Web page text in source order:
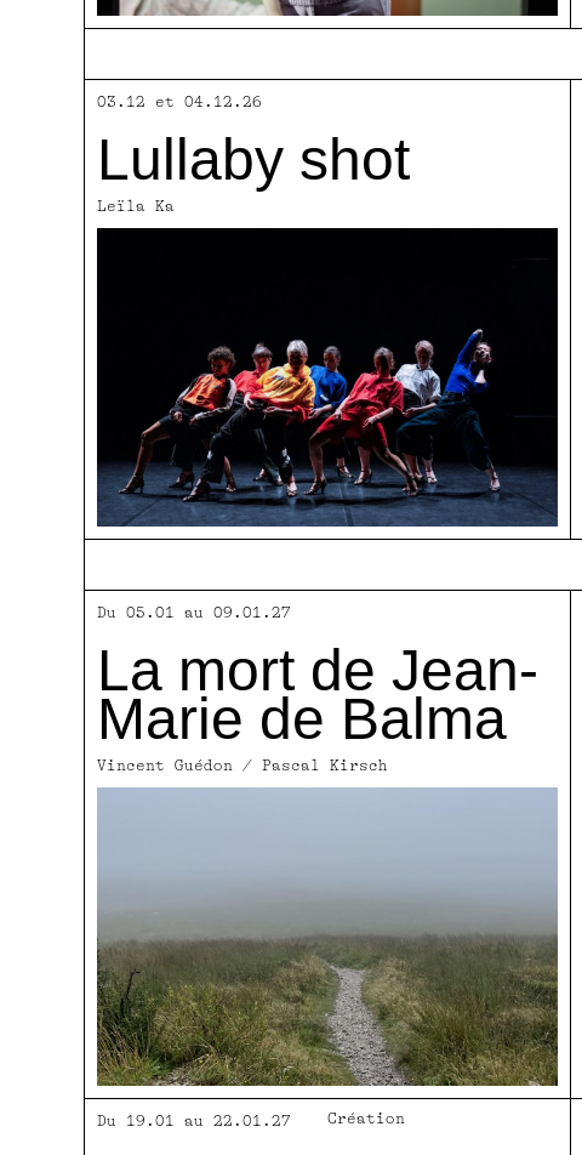
03.12 et 04.12.26
Lullaby shot
Leïla Ka
Du 05.01 au 09.01.27
La mort de Jean-
Marie de Balma
Vincent Guédon / Pascal Kirsch
Du 19.01 au 22.01.27 Création